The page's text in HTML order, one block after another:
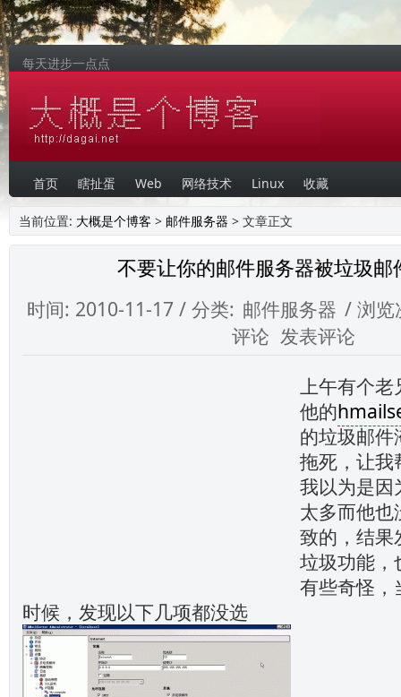
每天进步一点点
首页 瞎扯蛋 Web 网络技术 Linux 收藏
当前位置: 大概是个博客 > 邮件服务器 > 文章正文
不要让你的邮件服务器被垃圾邮
时间: 2010-11-17 / 分类: 邮件服务器 / 浏
评论 发表评论
上午有个老
他的
的垃圾邮
拖死，让我
我以为是因
太多而他
致的，结果
垃圾功能
有些奇怪，
时候，发现以下几项都没选